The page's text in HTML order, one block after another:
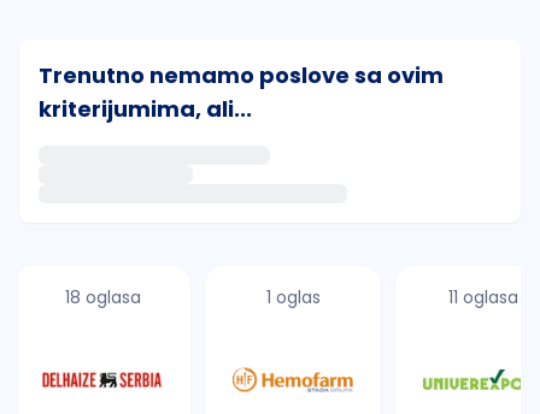
Trenutno nemamo poslove sa ovim
kriterijumima, ali...
proverite pravopisne greške (koristite č, ć, š, đ,
18 oglasa 1 oglas 11 oglasa